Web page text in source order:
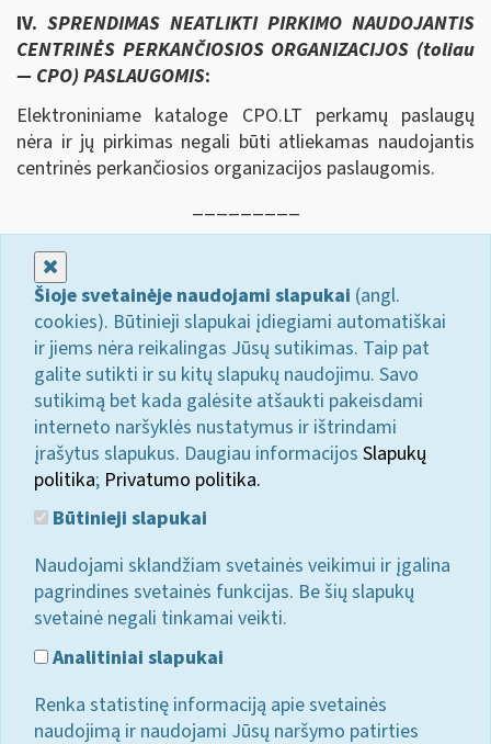
IV. SPRENDIMAS NEATLIKTI PIRKIMO NAUDOJANTIS
CENTRINĖS PERKANČIOSIOS ORGANIZACIJOS (toliau
— CPO) PASLAUGOMIS:
Elektroniniame kataloge CPO.LT perkamų paslaugų
nėra ir jų pirkimas negali būti atliekamas naudojantis
centrinės perkančiosios organizacijos paslaugomis.
_________
Šioje svetainėje naudojami slapukai (angl.
cookies). Būtinieji slapukai įdiegiami automatiškai
ir jiems nėra reikalingas Jūsų sutikimas. Taip pat
galite sutikti ir su kitų slapukų naudojimu. Savo
sutikimą bet kada galėsite atšaukti pakeisdami
interneto naršyklės nustatymus ir ištrindami
įrašytus slapukus. Daugiau informacijos Slapukų
politika; Privatumo politika.
Būtinieji slapukai
Naudojami sklandžiam svetainės veikimui ir įgalina
pagrindines svetainės funkcijas. Be šių slapukų
svetainė negali tinkamai veikti.
Analitiniai slapukai
Renka statistinę informaciją apie svetainės
naudojimą ir naudojami Jūsų naršymo patirties